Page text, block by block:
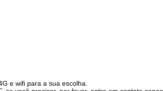
e wifi para a sua escolha.